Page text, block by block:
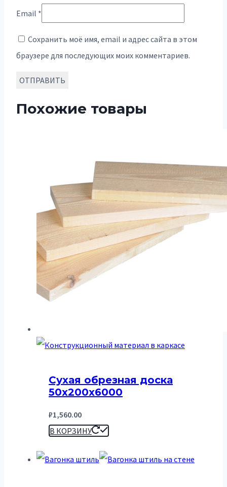
Email *
Сохранить моё имя, email и адрес сайта в этом
браузере для последующих моих комментариев.
Похожие товары
Сухая обрезная доска
50х200х6000
₽1,560.00
В КОРЗИНУ